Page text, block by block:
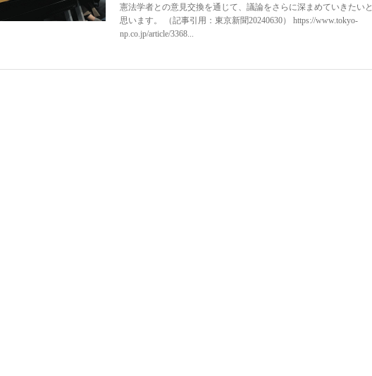
憲法学者との意見交換を通じて、議論をさらに深まめていきたいと
思います。 （記事引用：東京新聞20240630） https://www.tokyo-
np.co.jp/article/3368...